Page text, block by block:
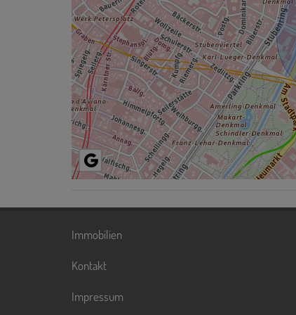
Immobilien
Kontakt
Impressum